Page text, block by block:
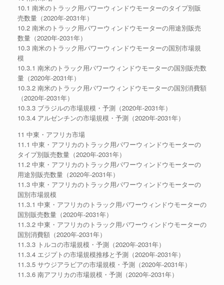
10.1 南米のトラック用パワーウィンドウモーターのタイプ別販
売数量（2020年-2031年）
10.2 南米のトラック用パワーウィンドウモーターの用途別販売
数量（2020年-2031年）
10.3 南米のトラック用パワーウィンドウモーターの国別市場規
模
10.3.1 南米のトラック用パワーウィンドウモーターの国別販売数
量（2020年-2031年）
10.3.2 南米のトラック用パワーウィンドウモーターの国別消費額
（2020年-2031年）
10.3.3 ブラジルの市場規模・予測（2020年-2031年）
10.3.4 アルゼンチンの市場規模・予測（2020年-2031年）
11 中東・アフリカ市場
11.1 中東・アフリカのトラック用パワーウィンドウモーターの
タイプ別販売数量（2020年-2031年）
11.2 中東・アフリカのトラック用パワーウィンドウモーターの
用途別販売数量（2020年-2031年）
11.3 中東・アフリカのトラック用パワーウィンドウモーターの
国別市場規模
11.3.1 中東・アフリカのトラック用パワーウィンドウモーターの
国別販売数量（2020年-2031年）
11.3.2 中東・アフリカのトラック用パワーウィンドウモーターの
国別消費額（2020年-2031年）
11.3.3 トルコの市場規模・予測（2020年-2031年）
11.3.4 エジプトの市場規模推移と予測（2020年-2031年）
11.3.5 サウジアラビアの市場規模・予測（2020年-2031年）
11.3.6 南アフリカの市場規模・予測（2020年-2031年）